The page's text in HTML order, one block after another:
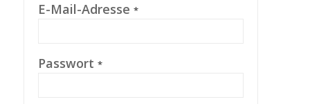
E-Mail-Adresse *
Passwort *